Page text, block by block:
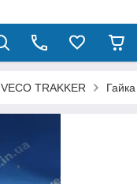
TRAKKER